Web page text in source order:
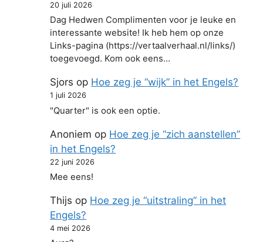
20 juli 2026
Dag Hedwen Complimenten voor je leuke en
interessante website! Ik heb hem op onze
Links-pagina (https://vertaalverhaal.nl/links/)
toegevoegd. Kom ook eens…
Sjors op Hoe zeg je “wijk” in het Engels?
1 juli 2026
"Quarter" is ook een optie.
Anoniem op Hoe zeg je “zich aanstellen”
in het Engels?
22 juni 2026
Mee eens!
Thijs op Hoe zeg je “uitstraling” in het
Engels?
4 mei 2026